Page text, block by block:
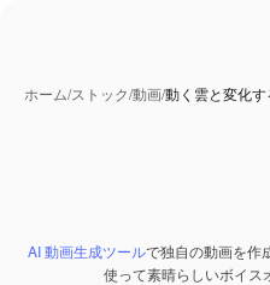
ホーム/ストック/動画/動く雲と変化
Premium
AI 動画生成ツールで独自の動画を作
使って素晴らしいボイス